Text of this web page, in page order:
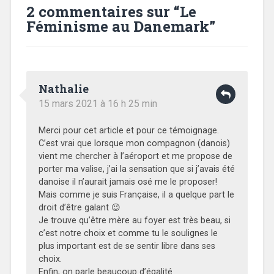
2 commentaires sur “Le
Féminisme au Danemark”
Nathalie
15 mars 2021 à 16 h 25 min
Merci pour cet article et pour ce témoignage.
C’est vrai que lorsque mon compagnon (danois)
vient me chercher à l’aéroport et me propose de
porter ma valise, j’ai la sensation que si j’avais été
danoise il n’aurait jamais osé me le proposer!
Mais comme je suis Française, il a quelque part le
droit d’être galant 😉
Je trouve qu’être mère au foyer est très beau, si
c’est notre choix et comme tu le soulignes le
plus important est de se sentir libre dans ses
choix.